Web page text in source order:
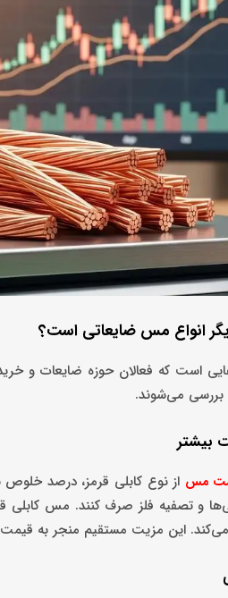
انواع مس ضایعاتی است؟
است که فعالان حوزه ضایعات و
بررسی می‌شوند.
بیشتر
مس از نوع کابلی قرمز، درصد
و تصفیه فلز صرف کنند. مس کابلی
این مزیت مستقیم منجر به قیمت